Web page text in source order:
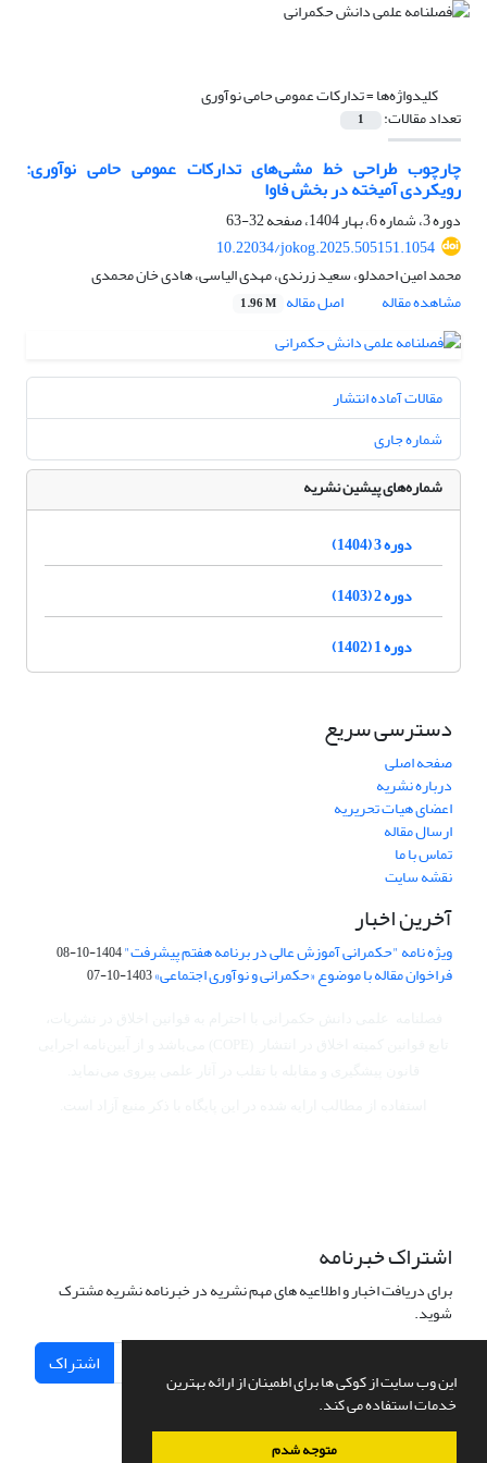
این وب سایت از کوکی ها برای اطمینان از ارائه بهترین
خدمات استفاده می کند.
متوجه شدم
کلیدواژه‌ها =تدارکات عمومی حامی نوآوری
تعداد مقالات: 1
چارچوب طراحی خط مشی‌‌های تدارکات عمومی حامی نوآوری:
رویکردی آمیخته در بخش فاوا
دوره 3، شماره 6، بهار 1404، صفحه
32-63
10.22034/jokog.2025.505151.1054
محمد امین احمدلو، سعید زرندی، مهدی الیاسی، هادی خان محمدی
مشاهده مقاله
اصل مقاله 1.96 M
مقالات آماده انتشار
شماره جاری
شماره‌های پیشین نشریه
دوره 3 (1404)
دوره 2 (1403)
دوره 1 (1402)
دسترسی سریع
صفحه اصلی
درباره نشریه
اعضای هیات تحریریه
ارسال مقاله
تماس با ما
نقشه سایت
آخرین اخبار
ویژه نامه "حکمرانی آموزش عالی در برنامه هفتم پیشرفت"1404-10-08
فراخوان مقاله با موضوع «حکمرانی و نوآوری اجتماعی»1403-10-07
اشتراک خبرنامه
برای دریافت اخبار و اطلاعیه های مهم نشریه در خبرنامه نشریه مشترک
شوید.
اشتراک